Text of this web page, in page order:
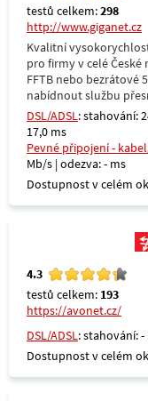
testů celkem:298
http://www.giganet.cz
Kvalitní
pro firmy v celé České
FFTB nebo bezrátové
nabídnout službu
DSL/ADSL: stahování:
17,0 ms
Pevné připojení -
Mb/s | odezva: - ms
Dostupnost v celém
4.3
testů celkem: 193
https://avonet.cz/
DSL/ADSL: stahování:
Dostupnost v celém